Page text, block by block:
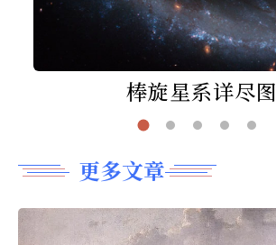
棒旋星系详尽图
更多文章